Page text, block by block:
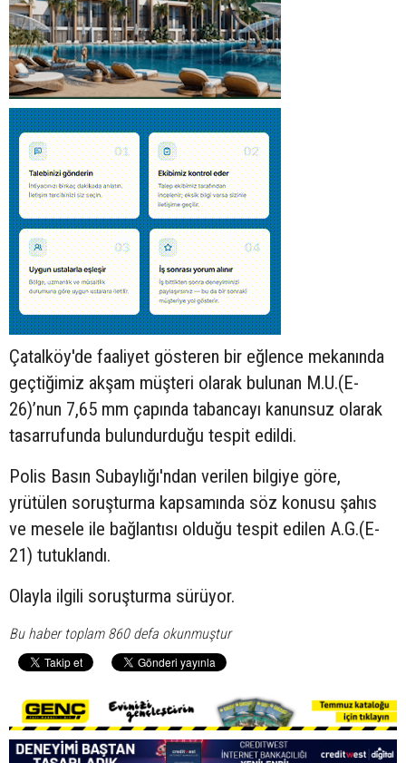
Çatalköy'de faaliyet gösteren bir eğlence mekanında
geçtiğimiz akşam müşteri olarak bulunan M.U.(E-
26)’nun 7,65 mm çapında tabancayı kanunsuz olarak
tasarrufunda bulundurduğu tespit edildi.
Polis Basın Subaylığı'ndan verilen bilgiye göre,
yrütülen soruşturma kapsamında söz konusu şahıs
ve mesele ile bağlantısı olduğu tespit edilen A.G.(E-
21) tutuklandı.
Olayla ilgili soruşturma sürüyor.
Bu haber toplam 860 defa okunmuştur